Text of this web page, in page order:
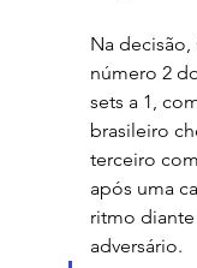
Na
número 2
sets a 1,
brasileiro
terceiro
após uma
ritmo
adversário.